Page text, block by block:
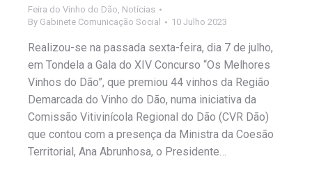
Feira do Vinho do Dão Notícias
By Gabinete Comunicação Social 10 Julho 2023
Realizou-se na passada sexta-feira, dia 7 de julho,
em Tondela a Gala do XIV Concurso “Os Melhores
Vinhos do Dão”, que premiou 44 vinhos da Região
Demarcada do Vinho do Dão, numa iniciativa da
Comissão Vitivinícola Regional do Dão (CVR Dão)
que contou com a presença da Ministra da Coesão
Territorial, Ana Abrunhosa, o Presidente…